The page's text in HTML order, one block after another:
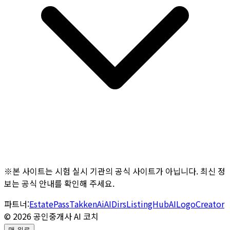
※본 사이트는 시험 실시 기관의 공식 사이트가 아닙니다. 최신 정
보는 공식 안내를 확인해 주세요.
파트너:EstatePassTakkenAiAIDirsListingHubAILogoCreator
© 2026공인중개사 AI 코치